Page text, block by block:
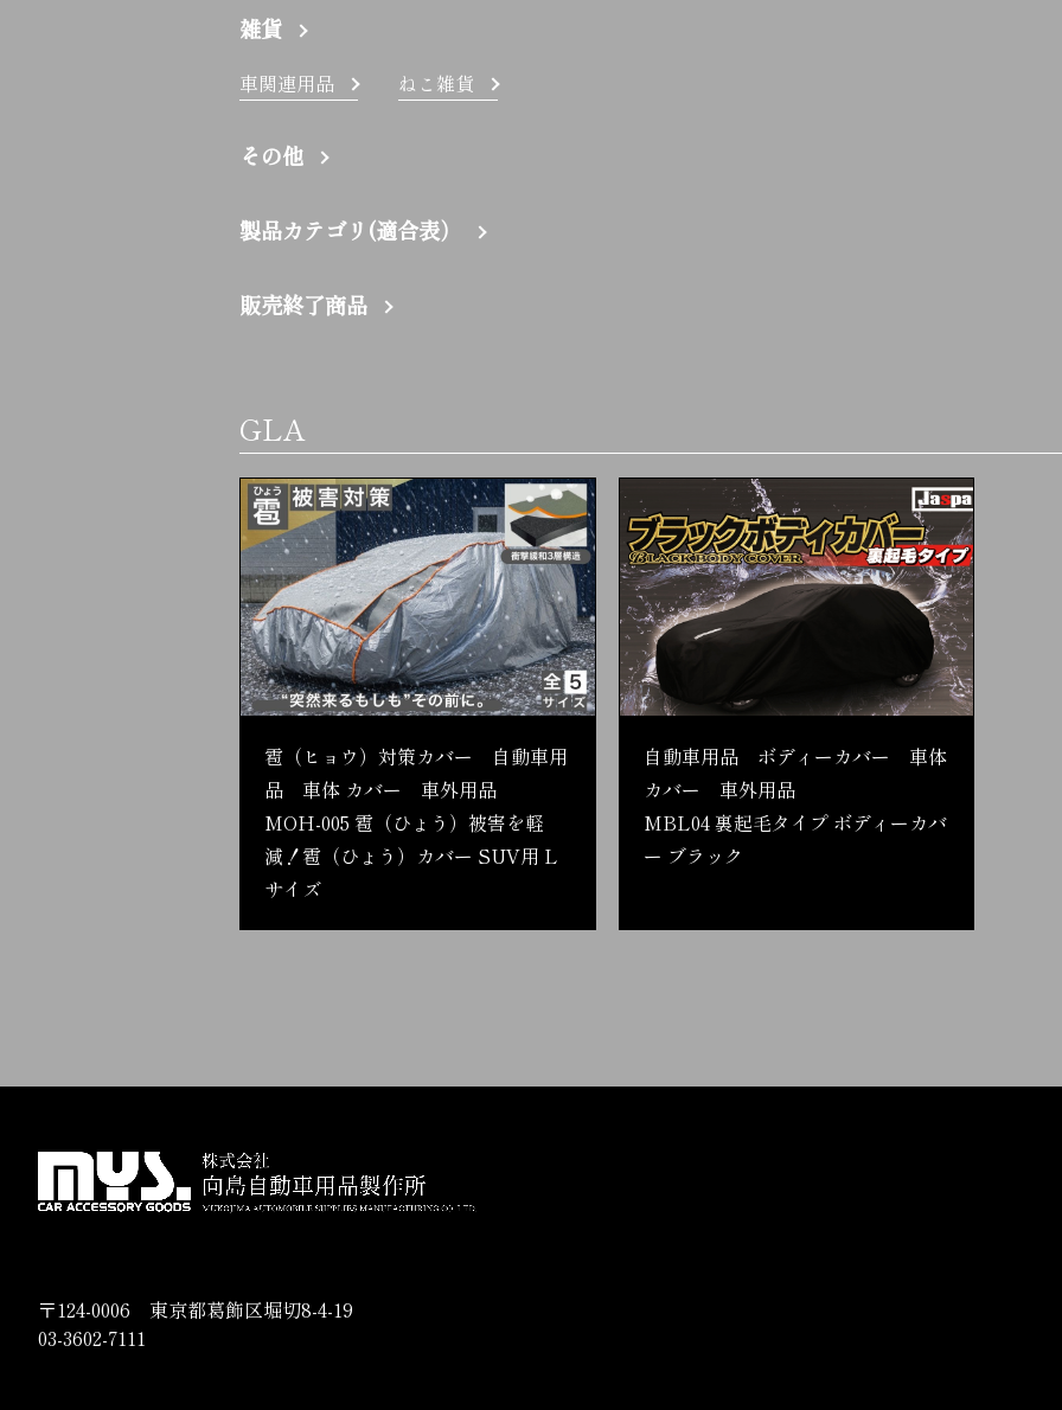
雑貨
車関連用品 ねこ雑貨
その他
製品カテゴリ(適合表）
販売終了商品
GLA
雹（ヒョウ）対策カバー 自動車用
品 車体 カバー 車外用品
MOH-005 雹（ひょう）被害を軽
減！雹（ひょう）カバー SUV用 L
サイズ
自動車用品 ボディーカバー 車体
カバー 車外用品
MBL04 裏起毛タイプ ボディーカバ
ー ブラック
〒124-0006 東京都葛飾区堀切8-4-19
03-3602-7111